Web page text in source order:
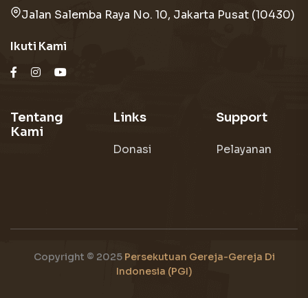
Jalan Salemba Raya No. 10, Jakarta Pusat (10430)
Ikuti Kami
Tentang
Kami
Links
Donasi
Support
Pelayanan
Copyright © 2025 Persekutuan Gereja-Gereja Di
Indonesia (PGI)